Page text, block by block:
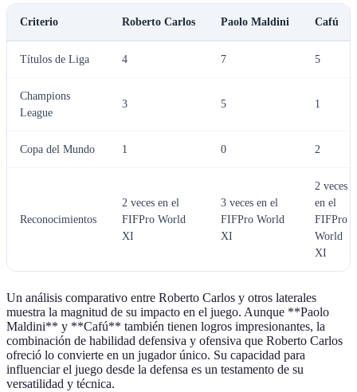
Criterio Roberto Carlos Paolo Maldini Cafú
Títulos de Liga 4 7 5
Champions
League
3 5 1
Copa del Mundo 1 0 2
Reconocimientos
2 veces en el
FIFPro World
XI
3 veces en el
FIFPro World
XI
2 veces
en el
FIFPro
World
XI
Un análisis comparativo entre Roberto Carlos y otros laterales
muestra la magnitud de su impacto en el juego. Aunque **Paolo
Maldini** y **Cafú** también tienen logros impresionantes, la
combinación de habilidad defensiva y ofensiva que Roberto Carlos
ofreció lo convierte en un jugador único. Su capacidad para
influenciar el juego desde la defensa es un testamento de su
versatilidad y técnica.